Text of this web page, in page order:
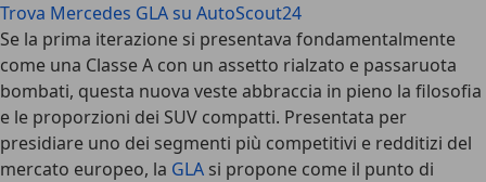
Trova Mercedes GLA su AutoScout24
Se la prima iterazione si presentava fondamentalmente
come una Classe A con un assetto rialzato e passaruota
bombati, questa nuova veste abbraccia in pieno la filosofia
e le proporzioni dei SUV compatti. Presentata per
presidiare uno dei segmenti più competitivi e redditizi del
mercato europeo, la GLA si propone come il punto di